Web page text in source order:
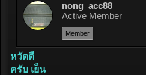
nong_acc88
Active Member
Member
หวัดดี
ครับ เย็น